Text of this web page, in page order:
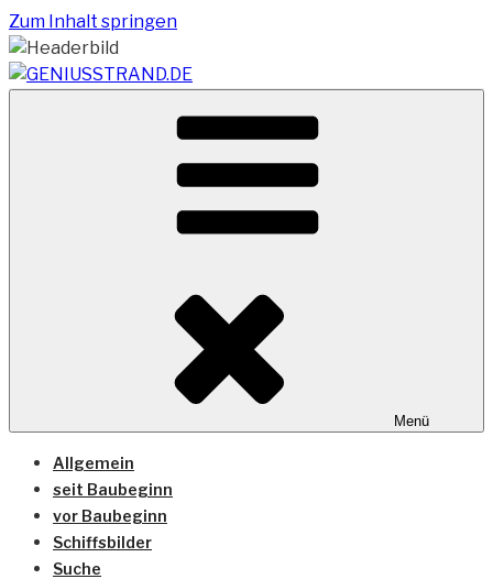
Zum Inhalt springen
GENIUSSTRAND.DE
Vom Geniusstrand zum JadeWeserPort/Container
Terminal Wilhelmshaven
Menü
Allgemein
seit Baubeginn
vor Baubeginn
Schiffsbilder
Suche